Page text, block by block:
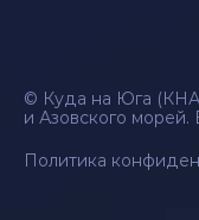
© Куда на Юга
и Азовского
Политика